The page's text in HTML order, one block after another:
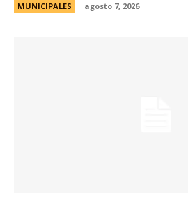
MUNICIPALES agosto 7, 2026